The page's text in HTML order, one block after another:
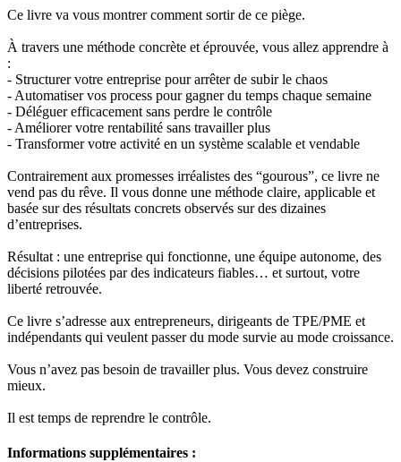
Ce livre va vous montrer comment sortir de ce piège.
À travers une méthode concrète et éprouvée, vous allez apprendre à
:
- Structurer votre entreprise pour arrêter de subir le chaos
- Automatiser vos process pour gagner du temps chaque semaine
- Déléguer efficacement sans perdre le contrôle
- Améliorer votre rentabilité sans travailler plus
- Transformer votre activité en un système scalable et vendable
Contrairement aux promesses irréalistes des “gourous”, ce livre ne
vend pas du rêve. Il vous donne une méthode claire, applicable et
basée sur des résultats concrets observés sur des dizaines
d’entreprises.
Résultat : une entreprise qui fonctionne, une équipe autonome, des
décisions pilotées par des indicateurs fiables… et surtout, votre
liberté retrouvée.
Ce livre s’adresse aux entrepreneurs, dirigeants de TPE/PME et
indépendants qui veulent passer du mode survie au mode croissance.
Vous n’avez pas besoin de travailler plus. Vous devez construire
mieux.
Il est temps de reprendre le contrôle.
Informations supplémentaires :